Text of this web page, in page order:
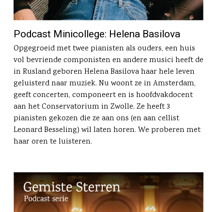
Podcast Minicollege: Helena Basilova
Opgegroeid met twee pianisten als ouders, een huis
vol bevriende componisten en andere musici heeft de
in Rusland geboren Helena Basilova haar hele leven
geluisterd naar muziek. Nu woont ze in Amsterdam,
geeft concerten, componeert en is hoofdvakdocent
aan het Conservatorium in Zwolle. Ze heeft 3
pianisten gekozen die ze aan ons (en aan cellist
Leonard Besseling) wil laten horen. We proberen met
haar oren te luisteren.